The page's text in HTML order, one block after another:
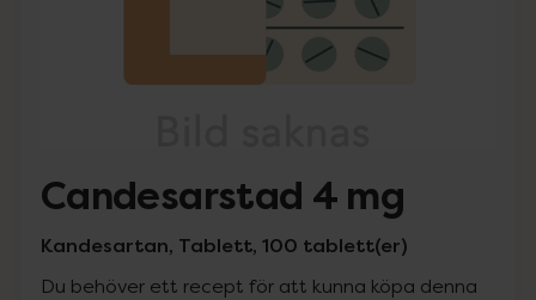
Candesarstad 4 mg
Kandesartan, Tablett, 100 tablett(er)
Du behöver ett recept för att kunna köpa denna